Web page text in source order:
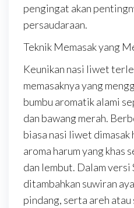
pengingat akan
persaudaraan.
Teknik Memasak yang
Keunikan nasi liwet
memasaknya yang
bumbu aromatik alami
dan bawang merah.
biasa nasi liwet dimasak
aroma harum yang khas
dan lembut. Dalam versi
ditambahkan suwiran
pindang, serta areh